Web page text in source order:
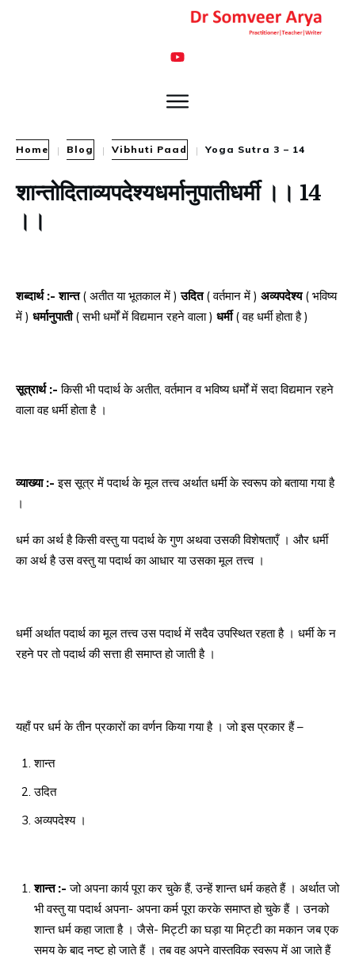
Home | Blog | Vibhuti Paad | Yoga Sutra 3 – 14
शान्तोदिताव्यपदेश्यधर्मानुपातीधर्मी ।। 14
।।
शब्दार्थ :- शान्त( अतीत या भूतकाल में )उदित( वर्तमान में ) अव्यपदेश्य( भविष्य
में ) धर्मानुपाती( सभी धर्मों में विद्यमान रहने वाला ) धर्मी( वह धर्मी होता है )
सूत्रार्थ :-किसी भी पदार्थ के अतीत, वर्तमान व भविष्य धर्मों में सदा विद्यमान रहने
वाला वह धर्मी होता है ।
व्याख्या :-इस सूत्र में पदार्थ के मूल तत्त्व अर्थात धर्मी के स्वरूप को बताया गया है
।
धर्म का अर्थ है किसी वस्तु या पदार्थ के गुण अथवा उसकी विशेषताएँ । और धर्मी
का अर्थ है उस वस्तु या पदार्थ का आधार या उसका मूल तत्त्व ।
धर्मी अर्थात पदार्थ का मूल तत्त्व उस पदार्थ में सदैव उपस्थित रहता है । धर्मी के न
रहने पर तो पदार्थ की सत्ता ही समाप्त हो जाती है ।
यहाँ पर धर्म के तीन प्रकारों का वर्णन किया गया है । जो इस प्रकार हैं –
शान्त
उदित
अव्यपदेश्य ।
शान्त :-जो अपना कार्य पूरा कर चुके हैं, उन्हें शान्त धर्म कहते हैं । अर्थात जो
भी वस्तु या पदार्थ अपना- अपना कर्म पूरा करके समाप्त हो चुके हैं । उनको
शान्त धर्म कहा जाता है । जैसे- मिट्टी का घड़ा या मिट्टी का मकान जब एक
समय के बाद नष्ट हो जाते हैं । तब वह अपने वास्तविक स्वरूप में आ जाते हैं